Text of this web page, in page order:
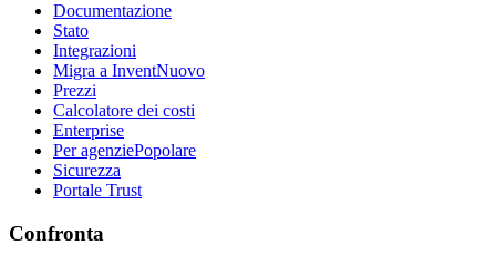
Documentazione
Stato
Integrazioni
Migra a InventNuovo
Prezzi
Calcolatore dei costi
Enterprise
Per agenziePopolare
Sicurezza
Portale Trust
Confronta